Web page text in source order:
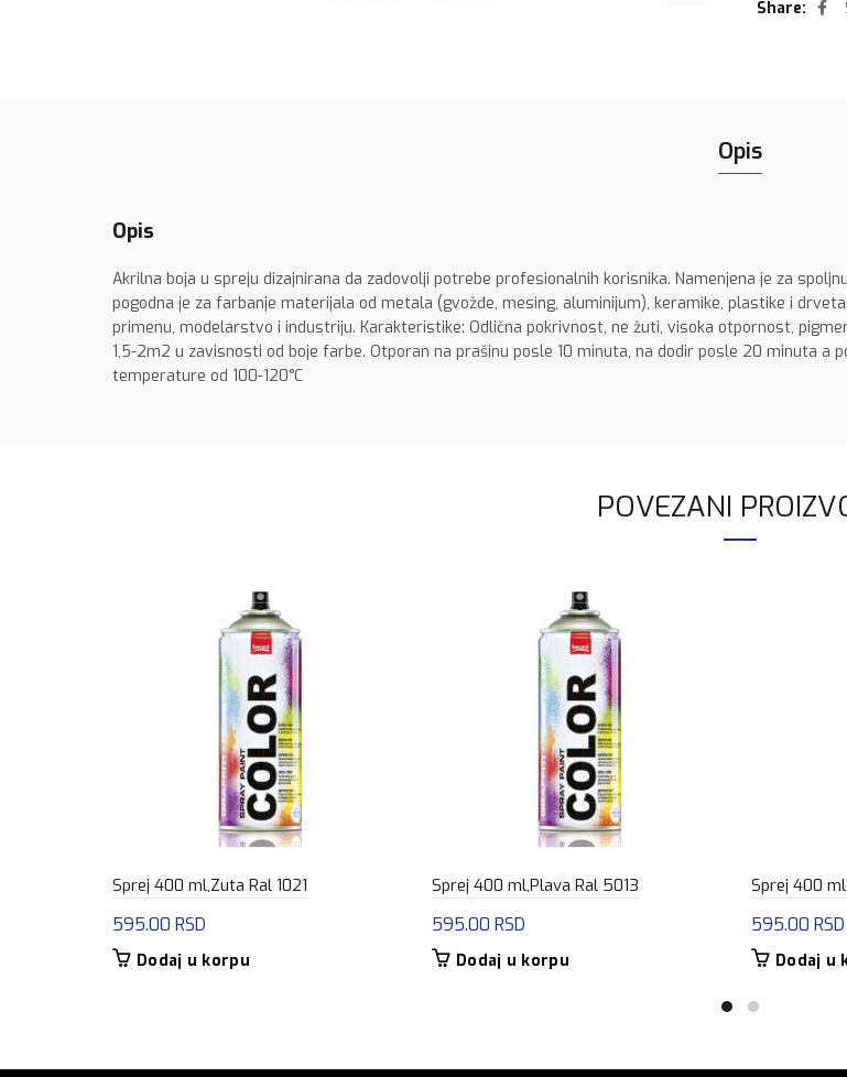
Share
Opis
Opis
Akrilna boja u spreju dizajnirana da zadovolji potrebe profesionalnih korisnika. Namenjena je za
pogodna je za farbanje materijala od metala (gvožđe, mesing, aluminijum), keramike, plastike i
primenu, modelarstvo i industriju. Karakteristike: Odlična pokrivnost, ne žuti, visoka otpornost,
1,5-2m2 u zavisnosti od boje farbe. Otporan na prašinu posle 10 minuta, na dodir posle 20 minuta a
temperature od 100-120°C
POVEZANI
Sprej 400 ml,Zuta Ral 1021
595.00 RSD
Dodaj u korpu
Sprej 400 ml,Plava Ral 5013
595.00 RSD
Dodaj u korpu
Sprej 400
595.00 RSD
Dodaj u